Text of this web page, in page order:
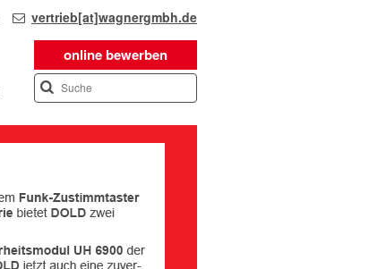
vertrieb[at]wagnergmbh.de
online bewerben